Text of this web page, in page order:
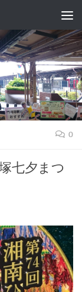
0
七夕まつ